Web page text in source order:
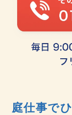
庭仕事で